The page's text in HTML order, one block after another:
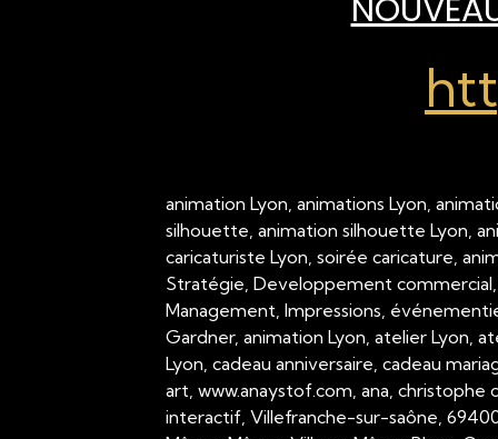
animation Lyon, animations Lyon,
silhouette, animation silhouette Lyon,
caricaturiste Lyon, soirée caricature,
Stratégie, Developpement
Management, Impressions,
Gardner, animation Lyon, atelier Lyon,
Lyon, cadeau anniversaire, cadeau
art, www.anaystof.com, ana,
interactif, Villefranche-sur-saône,